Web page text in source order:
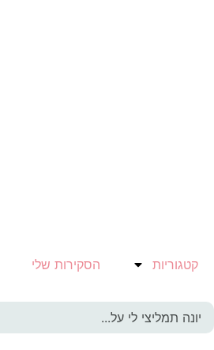
קטגוריות הסקירות שלי